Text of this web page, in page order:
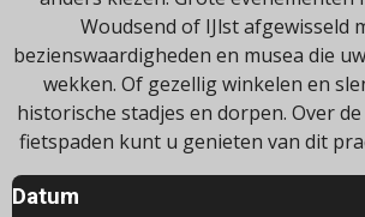
Woudsend of IJlst afgewisseld
bezienswaardigheden en musea die
wekken. Of gezellig winkelen en
historische stadjes en dorpen. Over
fietspaden kunt u genieten van dit
Datum